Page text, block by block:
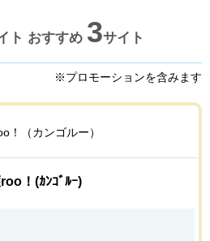
ト おすすめ 3サイト
※プロモーションを含みます
！(ｶﾝｺﾞﾙｰ)